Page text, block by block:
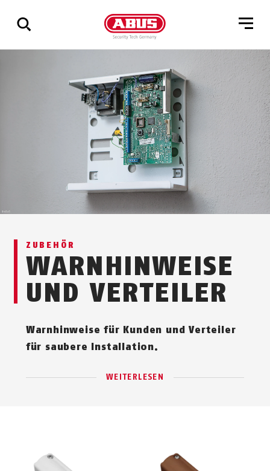
ZUBEHÖR
WARNHINWEISE
UND VERTEILER
Warnhinweise für Kunden und Verteiler
für saubere Installation.
WEITERLESEN